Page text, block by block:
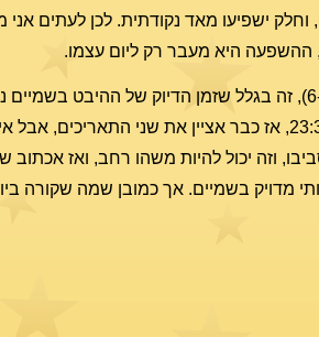
ישפיעו מאד נקודתית. לכן לעתים אני
ההשפעה היא מעבר רק ליום עצמו.
, ולכן אינני מכריע בתאריך. למשל אם רגע הדיוק הוא ב-23:30, אז כבר
וזה יכול להיות משהו רחב, ואז
מדויק בשמיים. אך כמובן שמה שקורה